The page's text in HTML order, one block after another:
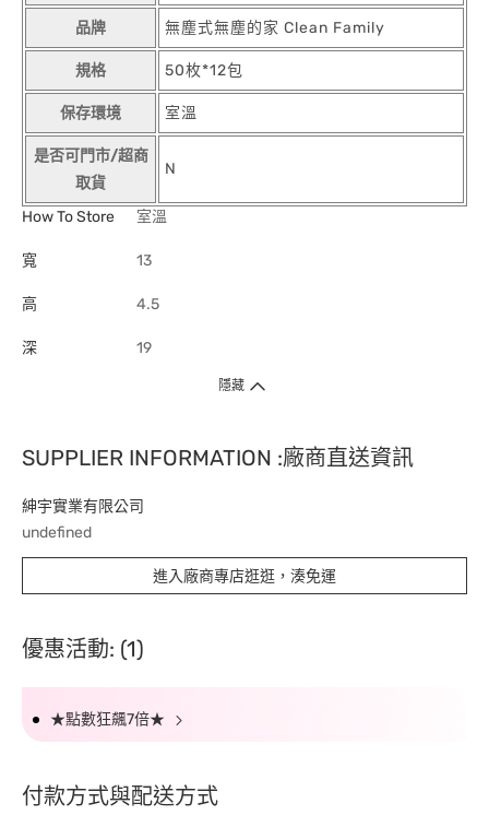
品牌 無塵式無塵的家 Clean Family
規格 50枚*12包
保存環境 室溫
是否可門市/超商
取貨
N
How To Store 室溫
寬 13
高 4.5
深 19
隱藏
SUPPLIER INFORMATION :廠商直送資訊
紳宇實業有限公司
undefined
進入廠商專店逛逛，湊免運
優惠活動: (1)
★點數狂飆7倍★
付款方式與配送方式